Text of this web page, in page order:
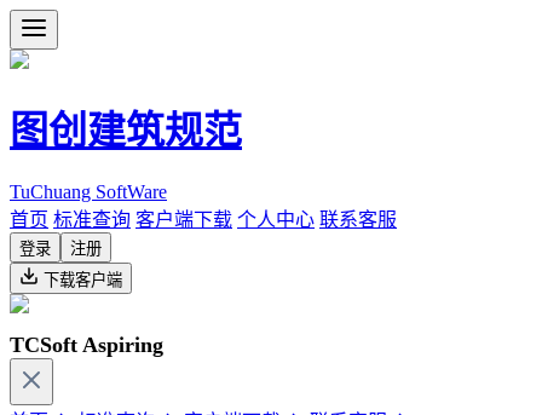
图创建筑规范
TuChuang SoftWare
首页 标准查询 客户端下载 个人中心 联系客服
登录
注册
下载客户端
TCSoft Aspiring